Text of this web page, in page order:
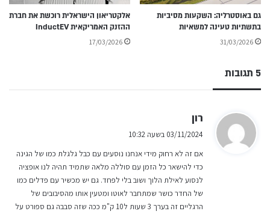
גם באוסטרליה: השקעות מסיביות
בתשתיות טעינה למשאיות
31/03/2026
אלקטריאון הישראלית רוכשת את חברת
ההזנק האמריקאית InductEV
17/03/2026
5 תגובות
רון
ב
:
03/11/2024 בשעה 10:32
אם זה לא רחוק מידי אנחנו נוסעים עם כבל גלגלת כמו של הגינה
כדי להישאר כל הזמן עם סוללה מלאה שתמיד תהיה לנו אופציה
לנסוע לאילת הלוך ושוב בלי לפחד. גם יש מכשיר עם פדלים כמו
של החדר כושר שמתחבר לאוטו ומטעין אותו מהסיבובים של
הרגליים זה בערך 3 שעות ל10 ק"מ ככה שזה סבבה גם ספורט על